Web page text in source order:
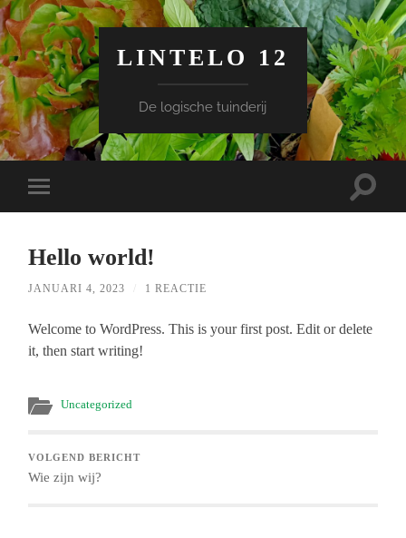
LINTELO 12
De logische tuinderij
mobiel
Toggle
Hello world!
JANUARI 4, 2023 1 REACTIE
Welcome to WordPress. This is your first post. Edit or delete
it, then start writing!
Uncategorized
VOLGEND BERICHT
Wie zijn wij?